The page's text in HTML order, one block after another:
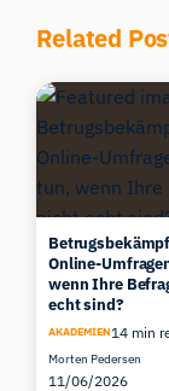
Related
Online-
wenn Ihre
echt sind?
AKADEMIEN14 min
Morten Pedersen
11/06/2026